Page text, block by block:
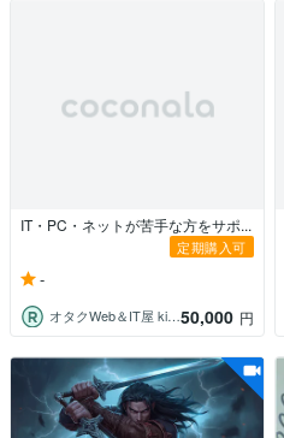
IT・PC・ネットが苦手な方をサポ...
定期購入可
-
オタクWeb＆IT屋 kirary50,000 円